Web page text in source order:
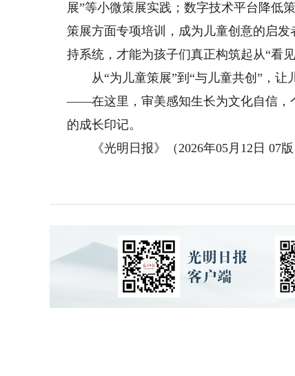
展”等小微策展实践；数字技术平台降低
策展方面专项培训，成为儿童创意的启
持系统，才能为孩子们真正构筑起从“看见
从“为儿童策展”到“与儿童共创”，让
——在这里，审美感知生长为文化自信，
的成长印记。
《光明日报》（2026年05月12日 07版